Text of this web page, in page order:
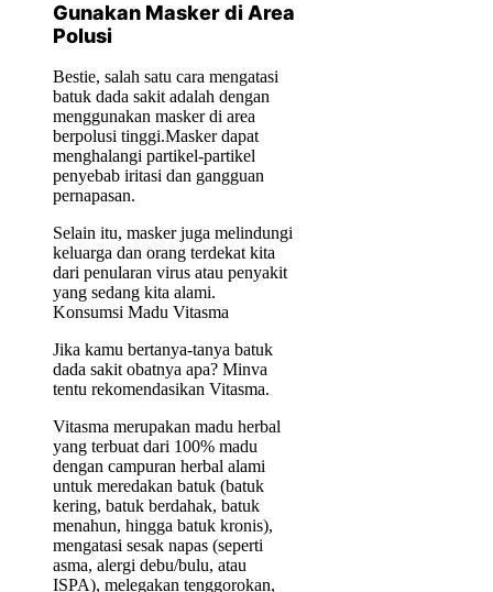
Gunakan Masker di Area
Polusi
Bestie, salah satu cara mengatasi
batuk dada sakit adalah dengan
menggunakan masker di area
berpolusi tinggi.Masker dapat
menghalangi partikel-partikel
penyebab iritasi dan gangguan
pernapasan.
Selain itu, masker juga melindungi
keluarga dan orang terdekat kita
dari penularan virus atau penyakit
yang sedang kita alami.
Konsumsi Madu Vitasma
Jika kamu bertanya-tanya batuk
dada sakit obatnya apa? Minva
tentu rekomendasikan Vitasma.
Vitasma merupakan madu herbal
yang terbuat dari 100% madu
dengan campuran herbal alami
untuk meredakan batuk (batuk
kering, batuk berdahak, batuk
menahun, hingga batuk kronis),
mengatasi sesak napas (seperti
asma, alergi debu/bulu, atau
ISPA), melegakan tenggorokan,